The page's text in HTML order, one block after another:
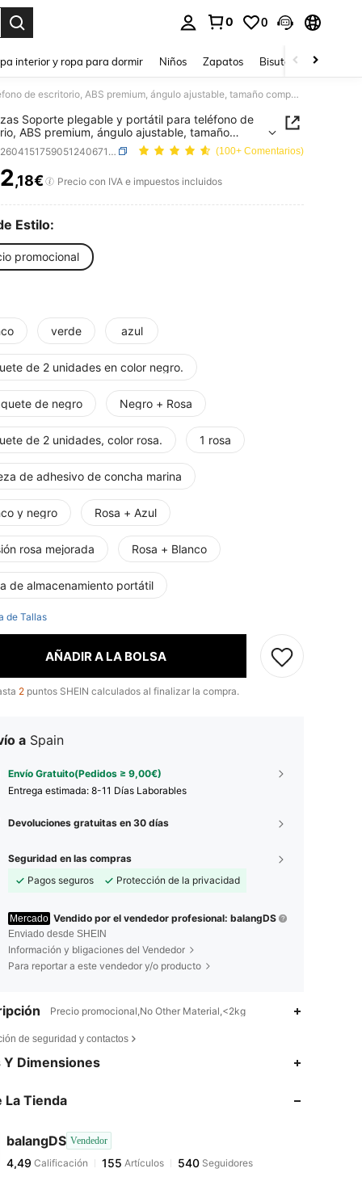
0 0
interior y ropa para dormir Niños Zapatos Bisutería Y
1/2 piezas Soporte plegable y portátil para teléfono de escritorio, ABS premium, ángulo ajustable, tamaño compacto y ligero de bolsillo, adecuado para todos los teléfonos inteligentes y tabletas, estable y antideslizante, ahorra espacio
Soporte plegable y portátil para teléfono de
ABS premium, ángulo ajustable, tamaño
y ligero de bolsillo, adecuado para todos los
inteligentes y tabletas, estable y
ahorra espacio
SKU: sh260415175905124067188 (100+ Comentarios)
AND AVAILABILITY
2,18€ Precio con IVA e impuestos incluidos
Estilo:
promocional
verde azul
de 2 unidades en color negro.
de negro Negro + Rosa
de 2 unidades, color rosa. 1 rosa
de adhesivo de concha marina
y negro Rosa + Azul
rosa mejorada Rosa + Blanco
de almacenamiento portátil
de Tallas
AÑADIR A LA BOLSA
2 puntos SHEIN calculados al finalizar la compra.
a Spain
Envío Gratuito(Pedidos ≥ 9,00€)
Entrega estimada: 8-11 Días Laborables
Devoluciones gratuitas en 30 días
Seguridad en las compras
Pagos seguros
Protección de la privacidad
Mercado Vendido por el vendedor profesional: balangDS
Enviado desde SHEIN
Información y bligaciones del Vendedor
Para reportar a este vendedor y/o producto
Precio promocional,No Other Material,<2kg
de seguridad y contactos
Y Dimensiones
La Tienda
balangDS Vendedor
4,49
4,49
4,49 Calificación 155
r***rpagadoHace 1 día